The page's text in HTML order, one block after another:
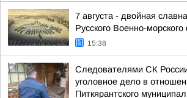
7 августа - двойная
Русского Военно-
15:38
Следователями СК
уголовное дело в
Питкярантского